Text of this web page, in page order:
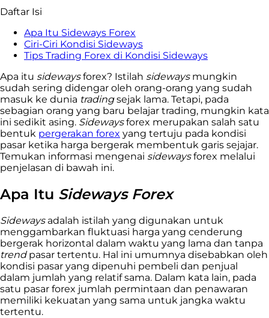
Daftar Isi
Apa Itu Sideways Forex
Ciri-Ciri Kondisi Sideways
Tips Trading Forex di Kondisi Sideways
Apa itu sidewaysforex? Istilah sideways mungkin
sudah sering didengar oleh orang-orang yang sudah
masuk ke dunia tradingsejak lama. Tetapi, pada
sebagian orang yang baru belajar trading, mungkin kata
ini sedikit asing. Sidewaysforex merupakan salah satu
bentuk pergerakan forex yang tertuju pada kondisi
pasar ketika harga bergerak membentuk garis sejajar.
Temukan informasi mengenai sidewaysforex melalui
penjelasan di bawah ini.
Apa Itu Sideways Forex
Sidewaysadalah istilah yang digunakan untuk
menggambarkan fluktuasi harga yang cenderung
bergerak horizontal dalam waktu yang lama dan tanpa
trendpasar tertentu. Hal ini umumnya disebabkan oleh
kondisi pasar yang dipenuhi pembeli dan penjual
dalam jumlah yang relatif sama. Dalam kata lain, pada
satu pasar forex jumlah permintaan dan penawaran
memiliki kekuatan yang sama untuk jangka waktu
tertentu.